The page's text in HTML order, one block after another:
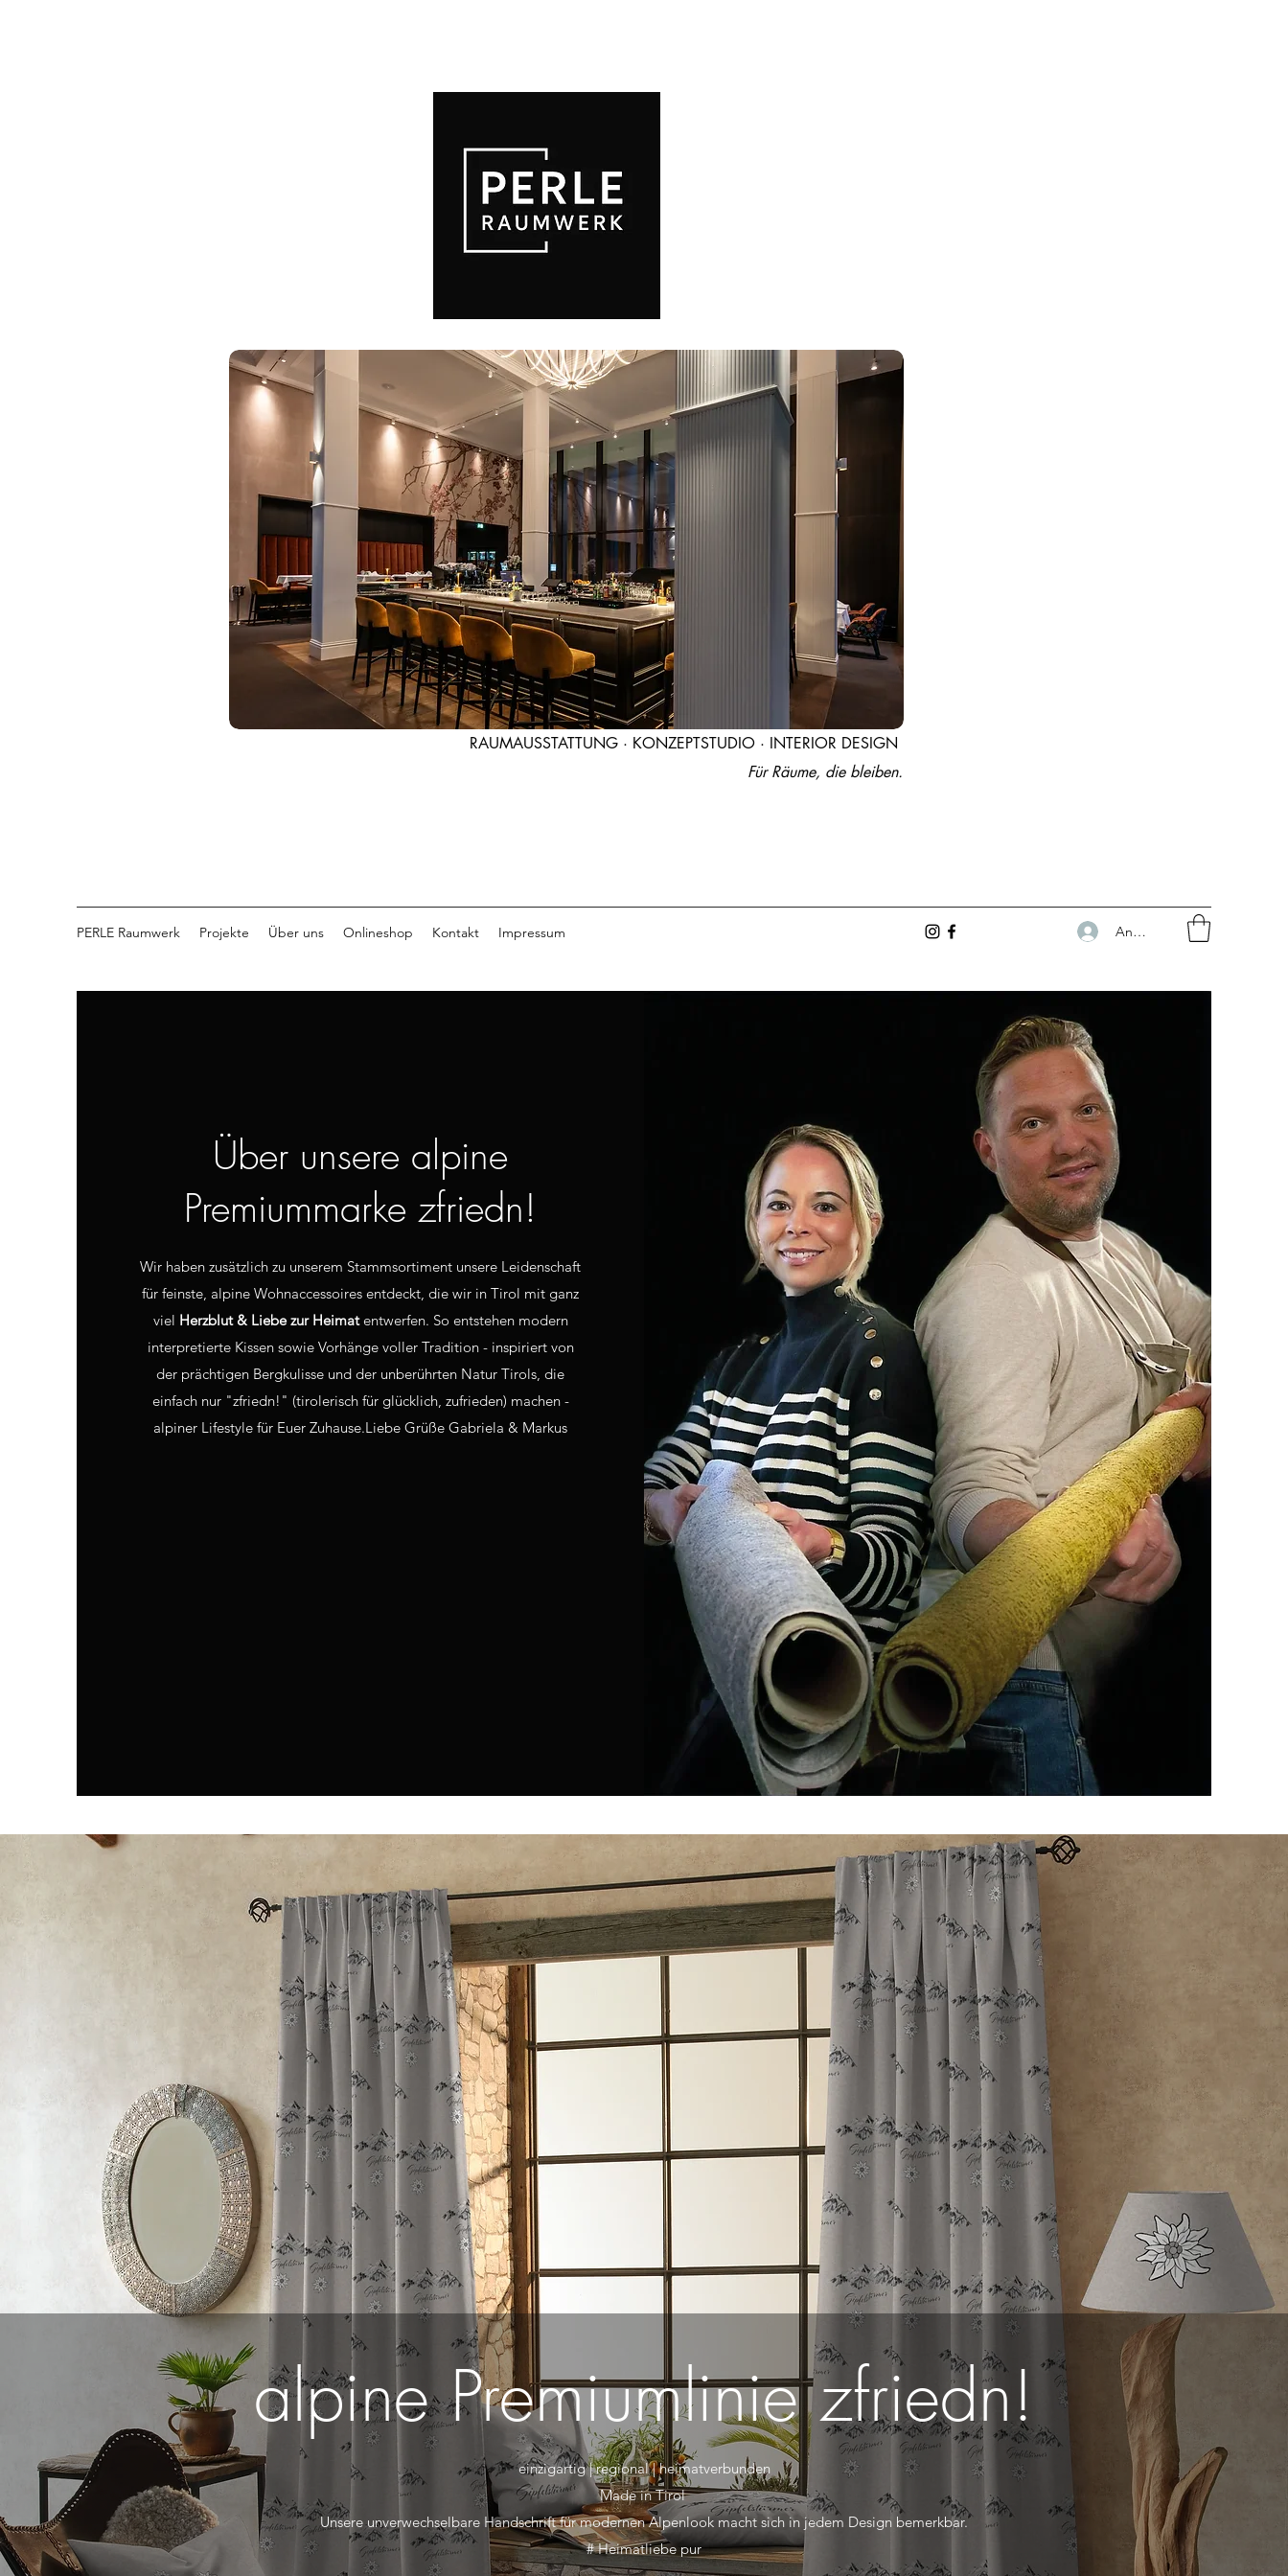
RAUMAUSSTATTUNG · KONZEPTSTUDIO · INTERIOR DESIGN ​
Für Räume, die bleiben.
PERLE Raumwerk Projekte Über uns Onlineshop Kontakt Impressum Anmelden
Über unsere alpine
Premiummarke zfriedn!
Wir haben zusätzlich zu unserem Stammsortiment unsere Leidenschaft
für feinste, alpine Wohnaccessoires entdeckt, die wir in Tirol mit ganz
viel Herzblut & Liebe zur Heimatentwerfen. So entstehen modern
interpretierte Kissen sowie Vorhänge voller Tradition - inspiriert von
der prächtigen Bergkulisse und der unberührten Natur Tirols, die
einfach nur "zfriedn!" (tirolerisch für glücklich, zufrieden) machen -
alpiner Lifestyle für Euer Zuhause. ​ Liebe Grüße Gabriela & Markus
alpine Premiumlinie zfriedn!
einzigartig | regional | heimatverbunden​
Made in Tirol
Unsere unverwechselbare Handschrift für modernen Alpenlook macht sich in jedem Design bemerkbar.​
# Heimatliebe pur